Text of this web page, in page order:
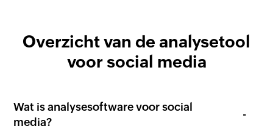
Overzicht van de analysetool
voor social media
Wat is analysesoftware voor social
media?